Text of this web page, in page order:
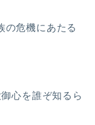
の危機にあたる
心を誰ぞ知るら